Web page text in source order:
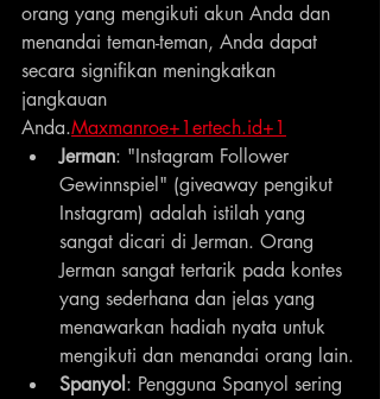
orang yang mengikuti akun Anda dan
menandai teman-teman, Anda dapat
secara signifikan meningkatkan
jangkauan
Anda.Maxmanroe+1ertech.id+1
Jerman: "Instagram Follower
Gewinnspiel" (giveaway pengikut
Instagram) adalah istilah yang
sangat dicari di Jerman. Orang
Jerman sangat tertarik pada kontes
yang sederhana dan jelas yang
menawarkan hadiah nyata untuk
mengikuti dan menandai orang lain.
Spanyol: Pengguna Spanyol sering